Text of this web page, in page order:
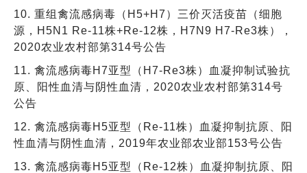
10. 重组禽流感病毒（H5+H7）三价灭活疫苗（细胞
源，H5N1 Re-11株+Re-12株，H7N9 H7-Re3株），
2020农业农村部第314号公告
11. 禽流感病毒H7亚型（H7-Re3株）血凝抑制试验抗
原、阳性血清与阴性血清，2020农业农村部第314号
公告
12. 禽流感病毒H5亚型（Re-11株）血凝抑制抗原、阳
性血清与阴性血清，2019年农业部农业部153号公告
13. 禽流感病毒H5亚型（Re-12株）血凝抑制抗原、阳